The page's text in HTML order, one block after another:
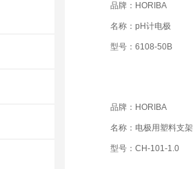
品牌：HORIBA
名称：pH计电极
型号：6108-50B
品牌：HORIBA
名称：电极用塑料支架
型号：CH-101-1.0